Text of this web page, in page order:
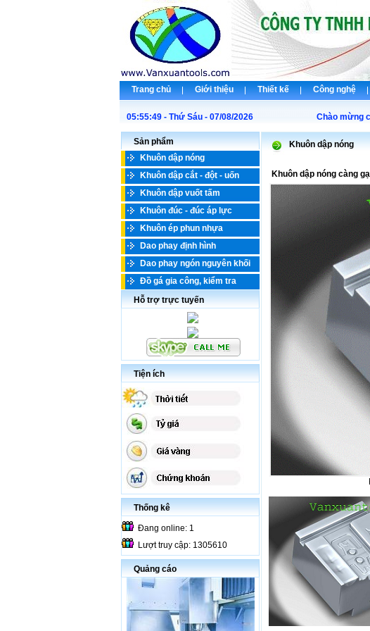
Trang chủ Giới thiệu Thiết kế Công nghệ
05:55:49 - Thứ Sáu - 07/08/2026 Chào mừng các
Sản phẩm
Khuôn dập nóng
Khuôn dập cắt - đột - uốn
Khuôn dập vuốt tấm
Khuôn đúc - đúc áp lực
Khuôn ép phun nhựa
Dao phay định hình
Dao phay ngón nguyên khối
Đồ gá gia công, kiểm tra
Hỗ trợ trực tuyến
Tiện ích
Thống kê
Đang online: 1
Lượt truy cập: 1305610
Quảng cáo
Khuôn dập nóng
Khuôn dập nóng càng